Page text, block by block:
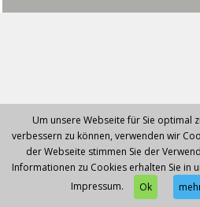
Um unsere Webseite für Sie optimal
verbessern zu können, verwenden wir
der Webseite stimmen Sie der
Informationen zu Cookies erhalten Sie in
Impressum.
Ok